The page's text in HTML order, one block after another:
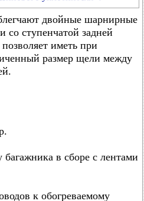
двойные шарнирные
со ступенчатой задней
иметь при
размер щели между
в сборе с лентами
к обогреваемому